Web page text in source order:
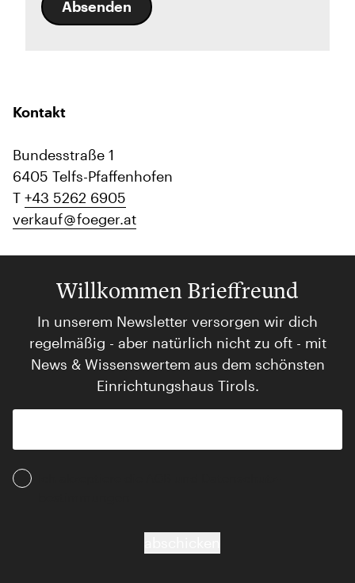
Absenden
Kontakt
Bundesstraße 1
6405 Telfs-Pfaffenhofen
T +43 5262 6905
verkauf
foeger.at
Willkommen Brieffreund
In unserem Newsletter versorgen wir dich
regelmäßig - aber natürlich nicht zu oft - mit
News & Wissenswertem aus dem schönsten
Einrichtungshaus Tirols.